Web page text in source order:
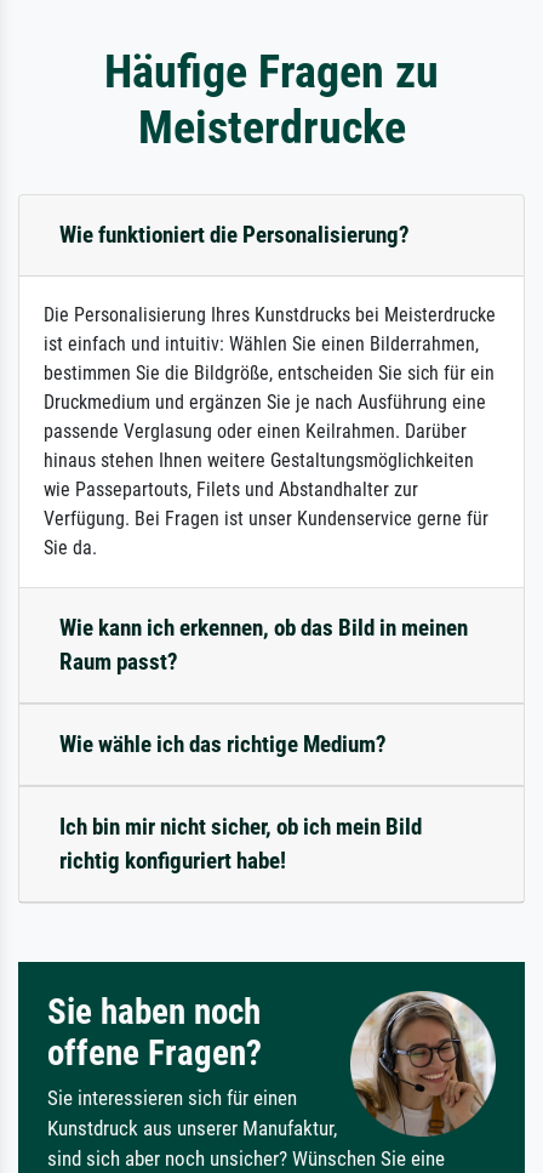
Häufige Fragen zu
Meisterdrucke
Wie funktioniert die Personalisierung?
Die Personalisierung Ihres Kunstdrucks bei Meisterdrucke
ist einfach und intuitiv: Wählen Sie einen Bilderrahmen,
bestimmen Sie die Bildgröße, entscheiden Sie sich für ein
Druckmedium und ergänzen Sie je nach Ausführung eine
passende Verglasung oder einen Keilrahmen. Darüber
hinaus stehen Ihnen weitere Gestaltungsmöglichkeiten
wie Passepartouts, Filets und Abstandhalter zur
Verfügung. Bei Fragen ist unser Kundenservice gerne für
Sie da.
Wie kann ich erkennen, ob das Bild in meinen
Raum passt?
Wie wähle ich das richtige Medium?
Ich bin mir nicht sicher, ob ich mein Bild
richtig konfiguriert habe!
Sie haben noch
offene Fragen?
Sie interessieren sich für einen
Kunstdruck aus unserer Manufaktur,
sind sich aber noch unsicher? Wünschen Sie eine